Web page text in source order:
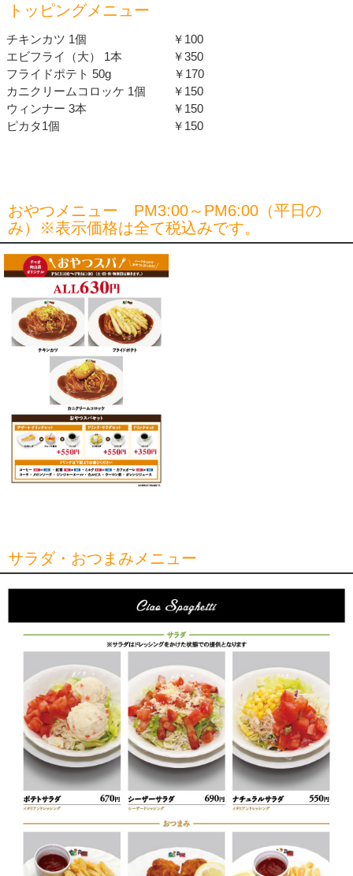
トッピングメニュー
チキンカツ 1個 ￥100
エビフライ（大） 1本 ￥350
フライドポテト 50g ￥170
カニクリームコロッケ 1個 ￥150
ウィンナー 3本 ￥150
ピカタ1個 ￥150
おやつメニュー PM3:00～PM6:00（平日の
み）※表示価格は全て税込みです。
サラダ・おつまみメニュー